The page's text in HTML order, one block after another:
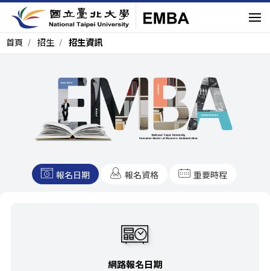
首頁 招生 招生資訊
報名日期 報名資格 重要時程
網路報名日期